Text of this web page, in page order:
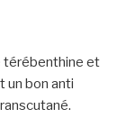
térébenthine et
un bon anti